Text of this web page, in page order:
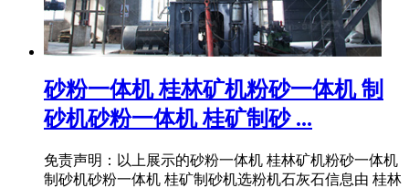
砂粉一体机 桂林矿机粉砂一体机 制
砂机砂粉一体机 桂矿制砂 ...
免责声明：以上展示的砂粉一体机 桂林矿机粉砂一体机
制砂机砂粉一体机 桂矿制砂机选粉机石灰石信息由 桂林